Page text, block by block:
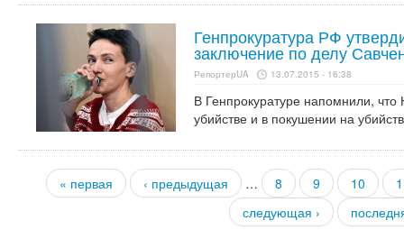
Генпрокуратура РФ
заключение по делу
РепортерUA 13.07.2015 - 16:38
В Генпрокуратуре напомнили,
убийстве и в покушении на
Страницы
« первая ‹ предыдущая … 8 9 10
следующая ›